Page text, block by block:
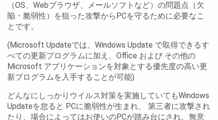
（OS、Webブラウザ、メールソフトなど）の問題点（欠
陥・脆弱性）を狙った攻撃からPCを守るために必要なこ
とです。
(Microsoft Updateでは、Windows Update で取得できるす
べての更新プログラムに加え、Office および その他の
Microsoft アプリケーションを対象とする優先度の高い更
新プログラムを入手することが可能)
どんなにしっかりウイルス対策を実施していてもWindows
Updateを怠ると PCに脆弱性が生まれ、 第三者に攻撃され
たり、場合によってはお使いのPCが踏み台にされ、無意